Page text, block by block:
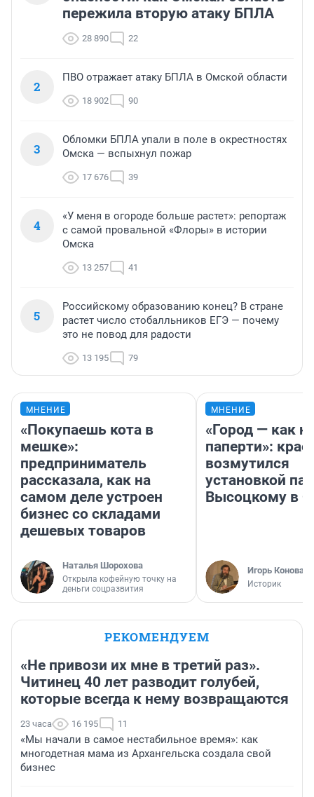
пережила вторую атаку БПЛА
28 890 22
2
ПВО отражает атаку БПЛА в Омской области
18 902 90
3
Обломки БПЛА упали в поле в окрестностях
Омска — вспыхнул пожар
17 676 39
4
«У меня в огороде больше растет»: репортаж
с самой провальной «Флоры» в истории
Омска
13 257 41
5
Российскому образованию конец? В стране
растет число стобалльников ЕГЭ — почему
это не повод для радости
13 195 79
МНЕНИЕ
«Покупаешь кота в
мешке»:
предприниматель
рассказала, как на
самом деле устроен
бизнес со складами
дешевых товаров
Наталья Шорохова
Открыла кофейную точку на
деньги соцразвития
МНЕНИЕ
«Город — как
паперти»:
возмутился
установкой
Высоцкому в
Игорь
Историк
РЕКОМЕНДУЕМ
«Не привози их мне в третий раз».
Читинец 40 лет разводит голубей,
которые всегда к нему возвращаются
23 часа 16 195 11
«Мы начали в самое нестабильное время»: как
многодетная мама из Архангельска создала свой
бизнес